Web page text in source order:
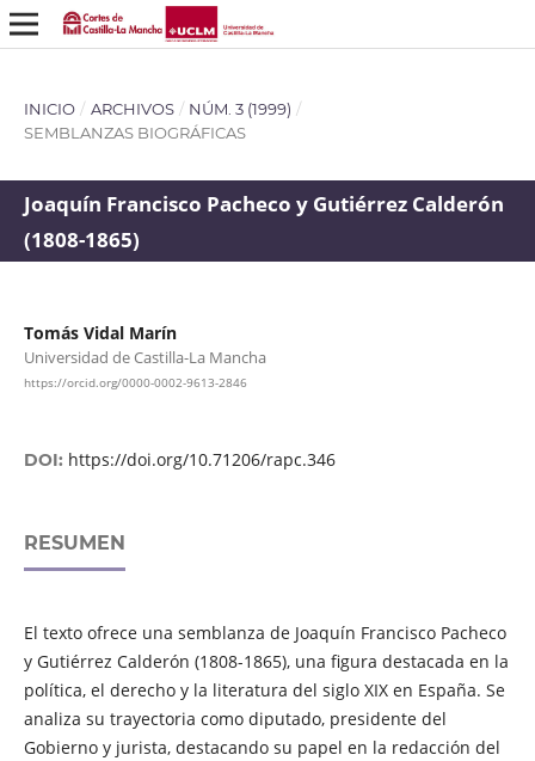
INICIO / ARCHIVOS / NÚM. 3 (1999) /
SEMBLANZAS BIOGRÁFICAS
Joaquín Francisco Pacheco y Gutiérrez Calderón
(1808-1865)
Tomás Vidal Marín
Universidad de Castilla-La Mancha
https://orcid.org/0000-0002-9613-2846
DOI: https://doi.org/10.71206/rapc.346
RESUMEN
El texto ofrece una semblanza de Joaquín Francisco Pacheco
y Gutiérrez Calderón (1808-1865), una figura destacada en la
política, el derecho y la literatura del siglo XIX en España. Se
analiza su trayectoria como diputado, presidente del
Gobierno y jurista, destacando su papel en la redacción del